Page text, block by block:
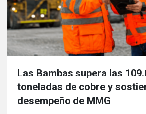
Las Bambas supera las
toneladas de cobre y
desempeño de MMG